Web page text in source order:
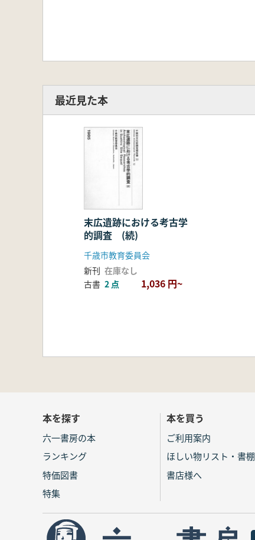
最近見た本
末広遺跡における考古学
的調査 (続)
千歳市教育委員会
新刊 在庫なし
古書 2 点 1,036 円~
本を探す
六一書房の本
ランキング
特価図書
特集
本を買う
ご利用案内
ほしい物リスト・書棚
書店様へ